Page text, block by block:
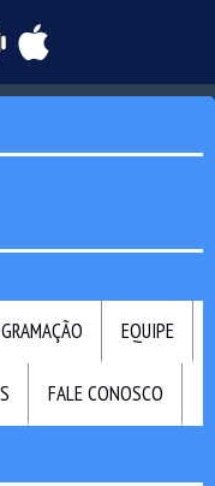
EQUIPE
FALE CONOSCO